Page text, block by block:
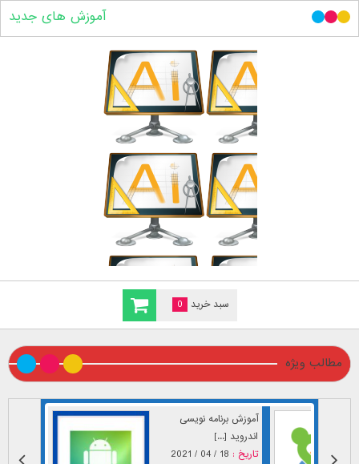
سبد خرید 0
آموزش های جدید
مطالب ویژه
آموزش برنامه نویسی
اندروید [...]
تاریخ : 18 / 04 / 2021